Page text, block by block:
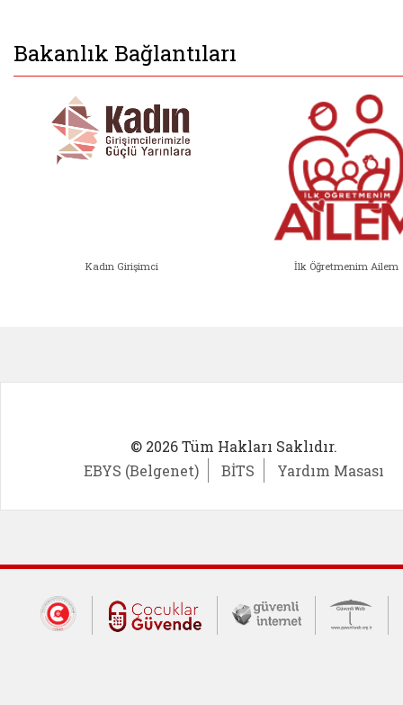
Bakanlık Bağlantıları
Kadın Girişimci İlk Öğretmenim Ailem
© 2026 Tüm Hakları Saklıdır.
EBYS (Belgenet)
BİTS Yardım Masası
Dış Bağlantılar
Cumhurbaşkanlığı İletişim Merkezi
Çocuklar Güvende (yeni
Güvenli